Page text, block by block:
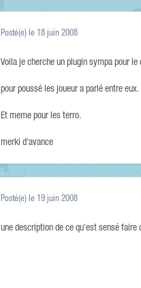
Posté(e) le 18 juin 2008
Voila je cherche un plugin sympa pour
pour poussé les joueur a parlé entre eux.
Et meme pour les terro.
merki d'avance
Posté(e) le 19 juin 2008
une description de ce qu'est sensé faire